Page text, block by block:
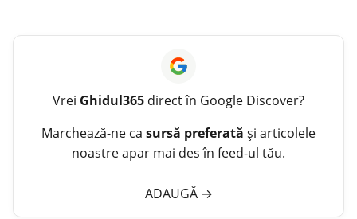
Vrei Ghidul365 direct în Google Discover?
Marchează-ne ca sursă preferată și articolele
noastre apar mai des în feed-ul tău.
ADAUGĂ →